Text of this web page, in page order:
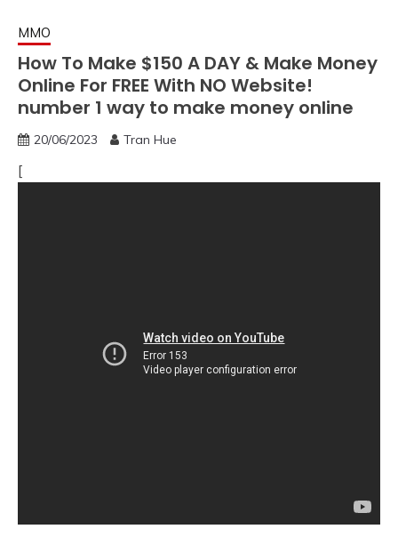
MMO
How To Make $150 A DAY & Make Money
Online For FREE With NO Website!
number 1 way to make money online
20/06/2023 Tran Hue
[